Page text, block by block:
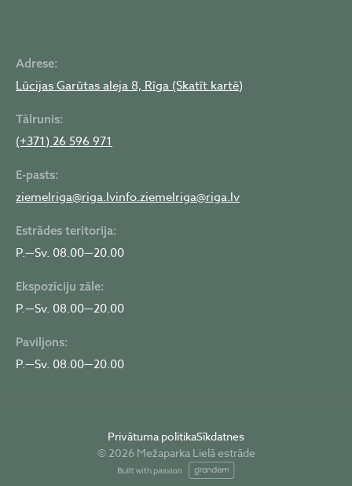
Adrese:
Lūcijas Garūtas aleja 8, Rīga (Skatīt kartē)
Tālrunis:
(+371) 26 596 971
E-pasts:
ziemelriga@riga.lvinfo.ziemelriga@riga.lv
Estrādes teritorija:
P.—Sv. 08.00—20.00
Ekspozīciju zāle:
P.—Sv. 08.00—20.00
Paviljons:
P.—Sv. 08.00—20.00
Privātuma politikaSīkdatnes
© 2026 Mežaparka Lielā estrāde